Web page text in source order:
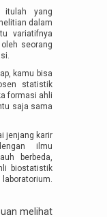
yang
dalam
variatifnya
seorang
kamu bisa
statistik
formasi ahli
saja sama
jenjang karir
ilmu
berbeda,
biostatistik
laboratorium.